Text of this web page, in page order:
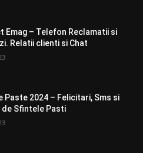
Emag – Telefon Reclamatii si
Relatii clienti si Chat
Paste 2024 – Felicitari, Sms si
de Sfintele Pasti